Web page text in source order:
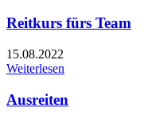
Reitkurs fürs Team
15.08.2022
Weiterlesen
Ausreiten